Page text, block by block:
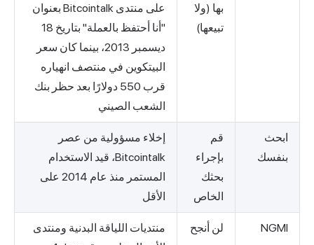
بها (ولا
تبيعها)
على منتدى Bitcointalk بعنوان
"أنا أحتفظ بالعملة" بتاريخ 18
ديسمبر 2013، بينما كان سعر
البيتكوين في منتصف انهياره
قرب 550 دولارًا بعد حظر بنك
الشعب الصيني
ابحث
بنفسك
قم
بإجراء
بحثك
الخاص
إخلاء مسؤولية من عصر
Bitcointalk، قيد الاستخدام
المستمر منذ عام 2014 على
الأقل
NGMI لن أنجح
منتديات اللياقة البدنية ومنتدى